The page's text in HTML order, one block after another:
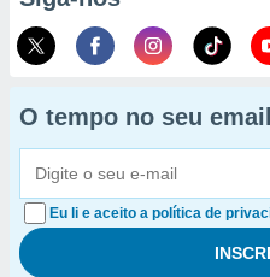
O tempo no seu email
Eu li e aceito a política de